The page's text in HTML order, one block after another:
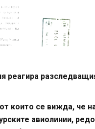
реагира
които се вижда, че
авиолинии,